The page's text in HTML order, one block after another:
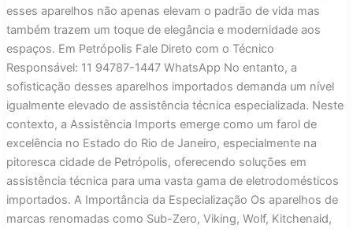
esses aparelhos não apenas elevam o padrão de vida mas
também trazem um toque de elegância e modernidade aos
espaços. Em Petrópolis Fale Direto com o Técnico
Responsável: 11 94787-1447 WhatsApp No entanto, a
sofisticação desses aparelhos importados demanda um nível
igualmente elevado de assistência técnica especializada. Neste
contexto, a Assistência Imports emerge como um farol de
excelência no Estado do Rio de Janeiro, especialmente na
pitoresca cidade de Petrópolis, oferecendo soluções em
assistência técnica para uma vasta gama de eletrodomésticos
importados. A Importância da Especialização Os aparelhos de
marcas renomadas como Sub-Zero, Viking, Wolf, Kitchenaid,